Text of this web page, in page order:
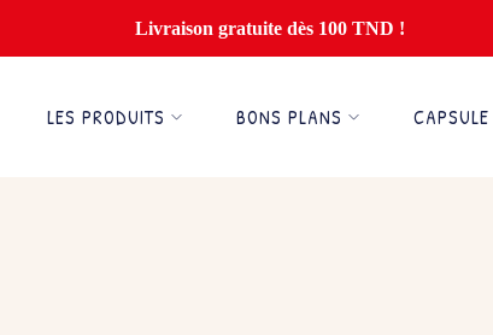
Livraison gratuite dès 100 TND !
LES PRODUITS BONS PLANS